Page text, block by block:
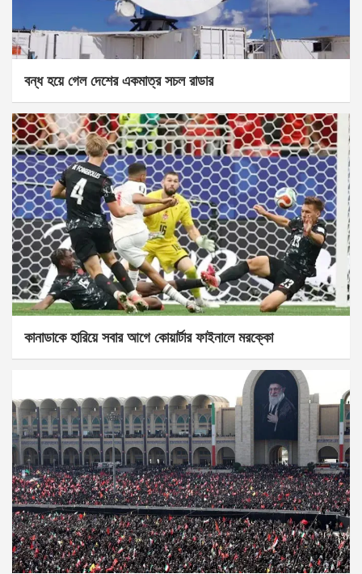
বন্ধ হয়ে গেল দেশের একমাত্র সচল রাডার
কানাডাকে হারিয়ে সবার আগে কোয়ার্টার ফাইনালে মরক্কো